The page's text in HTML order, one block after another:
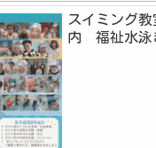
スイミング教
内 福祉水泳